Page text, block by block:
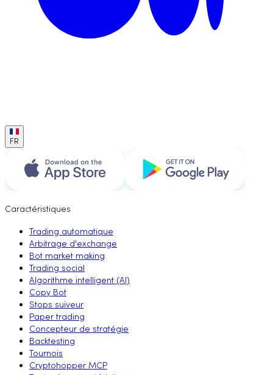
FR
Caractéristiques
Trading automatique
Arbitrage d'exchange
Bot market making
Trading social
Algorithme intelligent (AI)
Copy Bot
Stops suiveur
Paper trading
Concepteur de stratégie
Backtesting
Tournois
Cryptohopper MCP